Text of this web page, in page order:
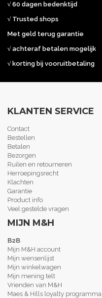
√ 60 dagen bedenktijd
√ Trusted shops
Met geld terug garantie
√ achteraf betalen mogelijk
√ korting bij vooruitbetaling
KLANTEN SERVICE
Contact
Bestellen
Betalen
Bezorgen
Ruilen en retourneren
Herroepingsrecht
Klachten
Garantie
Product info
Veel gestelde vragen
MIJN M&H
B2B
Mijn M&H account
Mijn wensenlijst
Mijn winkelwagen
Mijn mening telt
Vrienden van M&H
Maes & Hills loyalty programma